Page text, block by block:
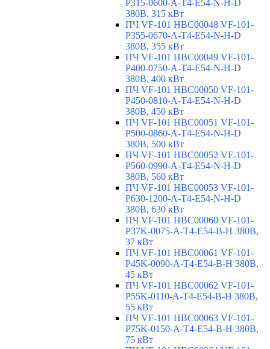
P315-0600-A-T4-E54-N-H-D
380В, 315 кВт
ПЧ VF-101 HBC00048 VF-101-
P355-0670-A-T4-E54-N-H-D
380В, 355 кВт
ПЧ VF-101 HBC00049 VF-101-
P400-0750-A-T4-E54-N-H-D
380В, 400 кВт
ПЧ VF-101 HBC00050 VF-101-
P450-0810-A-T4-E54-N-H-D
380В, 450 кВт
ПЧ VF-101 HBC00051 VF-101-
P500-0860-A-T4-E54-N-H-D
380В, 500 кВт
ПЧ VF-101 HBC00052 VF-101-
P560-0990-A-T4-E54-N-H-D
380В, 560 кВт
ПЧ VF-101 HBC00053 VF-101-
P630-1200-A-T4-E54-N-H-D
380В, 630 кВт
ПЧ VF-101 HBC00060 VF-101-
P37K-0075-A-T4-E54-B-H 380В,
37 кВт
ПЧ VF-101 HBC00061 VF-101-
P45K-0090-A-T4-E54-B-H 380В,
45 кВт
ПЧ VF-101 HBC00062 VF-101-
P55K-0110-A-T4-E54-B-H 380В,
55 кВт
ПЧ VF-101 HBC00063 VF-101-
P75K-0150-A-T4-E54-B-H 380В,
75 кВт